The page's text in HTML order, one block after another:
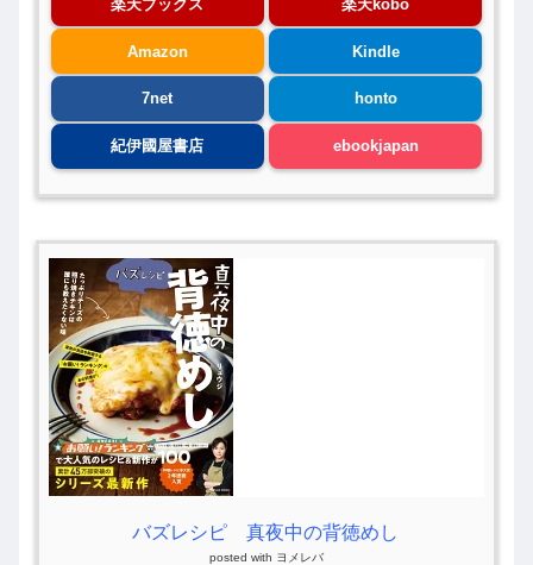
楽天ブックス 楽天kobo
Amazon Kindle
7net honto
紀伊國屋書店 ebookjapan
バズレシピ 真夜中の背徳めし
posted with ヨメレバ